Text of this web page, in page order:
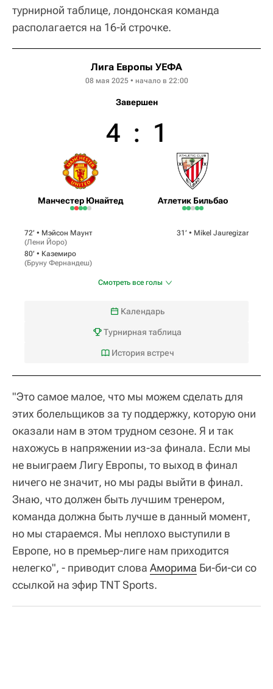
турнирной таблице, лондонская команда
располагается на 16-й строчке.
Лига Европы УЕФА
08 мая 2025 • начало в 22:00
Завершен
Манчестер Юнайтед
4 : 1
Атлетик Бильбао
72‎’‎ • Мэйсон Маунт
(Лени Йоро)
80‎’‎ • Каземиро
(Бруну Фернандеш)
31‎’‎ • Mikel Jauregizar
Смотреть все голы
Календарь
Турнирная таблица
История встреч
"Это самое малое, что мы можем сделать для
этих болельщиков за ту поддержку, которую они
оказали нам в этом трудном сезоне. Я и так
нахожусь в напряжении из-за финала. Если мы
не выиграем Лигу Европы, то выход в финал
ничего не значит, но мы рады выйти в финал.
Знаю, что должен быть лучшим тренером,
команда должна быть лучше в данный момент,
но мы стараемся. Мы неплохо выступили в
Европе, но в премьер-лиге нам приходится
нелегко", - приводит слова Аморима Би-би-си со
ссылкой на эфир TNT Sports.